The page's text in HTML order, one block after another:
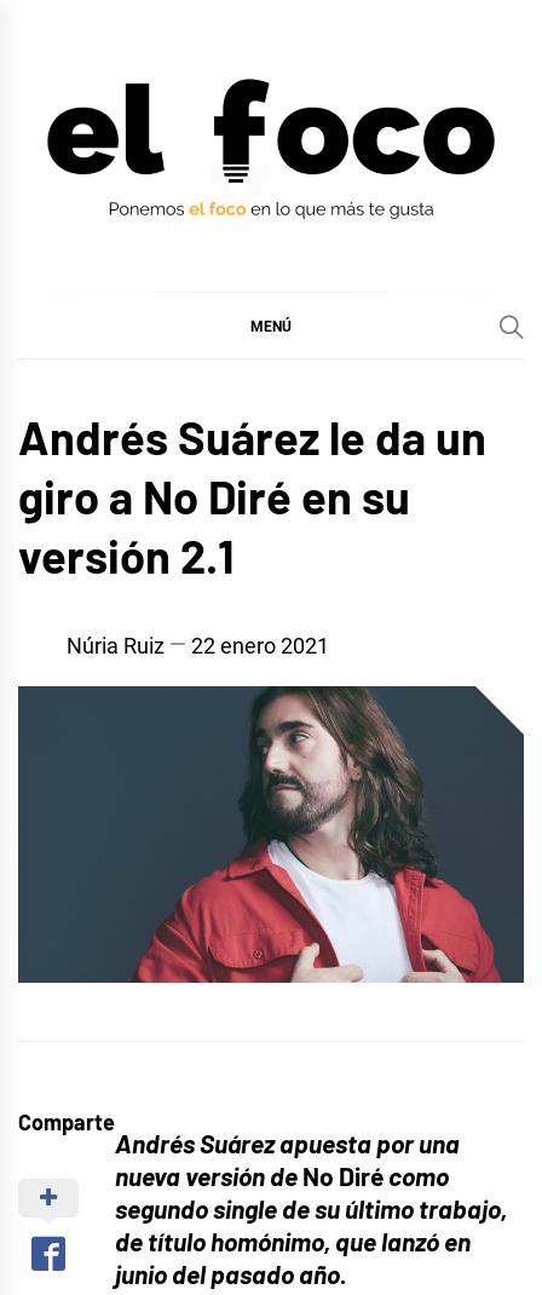
MENÚ
Andrés Suárez le da un
giro a No Diré en su
versión 2.1
Núria Ruiz 22 enero 2021
Comparte
Andrés Suárez apuesta por una
nueva versión de No Diré como
segundo single de su último trabajo,
de título homónimo, que lanzó en
junio del pasado año.